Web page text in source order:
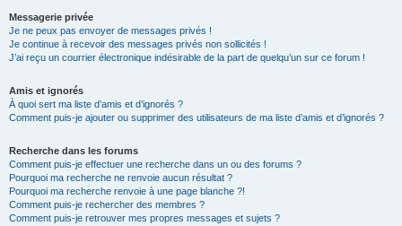
Messagerie privée
Je ne peux pas envoyer de messages privés !
Je continue à recevoir des messages privés non sollicités !
J’ai reçu un courrier électronique indésirable de la part de quelqu’un sur ce forum !
Amis et ignorés
À quoi sert ma liste d’amis et d’ignorés ?
Comment puis-je ajouter ou supprimer des utilisateurs de ma liste d’amis et d’ignorés ?
Recherche dans les forums
Comment puis-je effectuer une recherche dans un ou des forums ?
Pourquoi ma recherche ne renvoie aucun résultat ?
Pourquoi ma recherche renvoie à une page blanche ?!
Comment puis-je rechercher des membres ?
Comment puis-je retrouver mes propres messages et sujets ?